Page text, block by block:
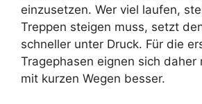
einzusetzen. Wer viel laufen,
Treppen steigen muss, setzt
schneller unter Druck. Für die
Tragephasen eignen sich daher
mit kurzen Wegen besser.